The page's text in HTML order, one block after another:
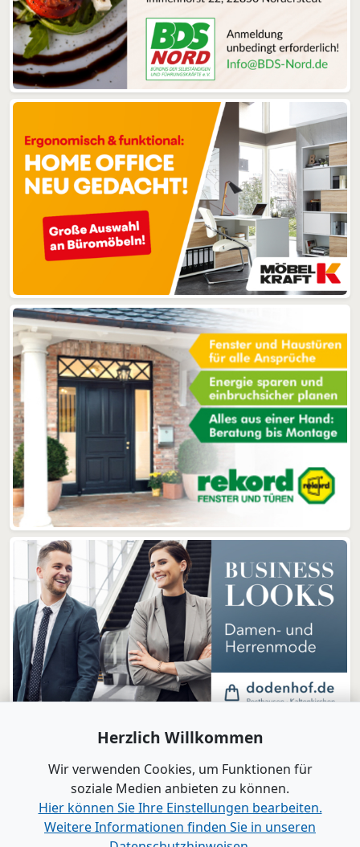
Herzlich Willkommen
Wir verwenden Cookies, um Funktionen für
soziale Medien anbieten zu können.
Hier können Sie Ihre Einstellungen bearbeiten.
Weitere Informationen finden Sie in unseren